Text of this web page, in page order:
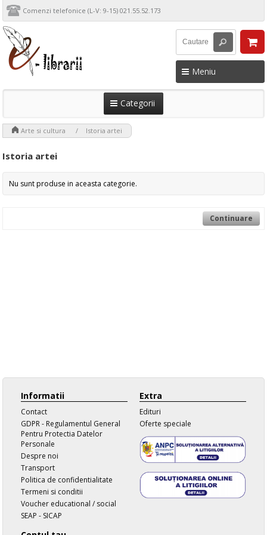
Comenzi telefonice (L-V: 9-15) 021.55.52.173
Meniu
Categorii
Arte si cultura Istoria artei
Istoria artei
Nu sunt produse in aceasta categorie.
Continuare
Informatii
Contact
GDPR - Regulamentul General
Pentru Protectia Datelor
Personale
Despre noi
Transport
Politica de confidentialitate
Termeni si conditii
Voucher educational / social
SEAP - SICAP
Extra
Edituri
Oferte speciale